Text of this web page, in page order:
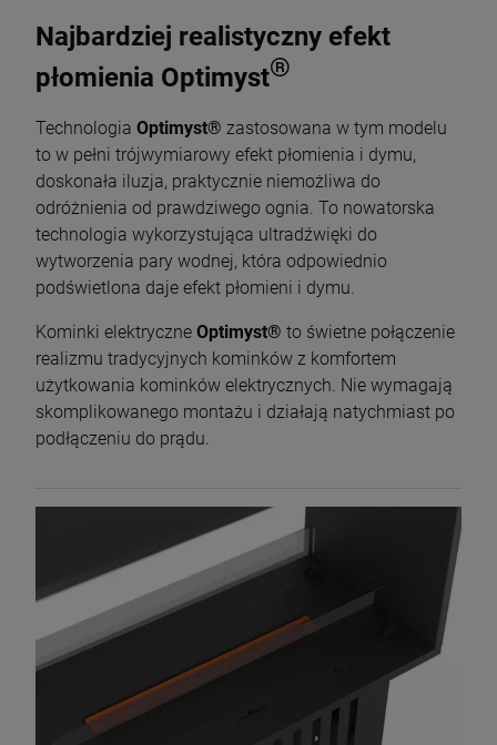
Najbardziej realistyczny efekt
płomienia Optimyst®
Technologia Optimyst® zastosowana w tym modelu
to w pełni trójwymiarowy efekt płomienia i dymu,
doskonała iluzja, praktycznie niemożliwa do
odróżnienia od prawdziwego ognia. To nowatorska
technologia wykorzystująca ultradźwięki do
wytworzenia pary wodnej, która odpowiednio
podświetlona daje efekt płomieni i dymu.
Kominki elektryczne Optimyst® to świetne połączenie
realizmu tradycyjnych kominków z komfortem
użytkowania kominków elektrycznych. Nie wymagają
skomplikowanego montażu i działają natychmiast po
podłączeniu do prądu.